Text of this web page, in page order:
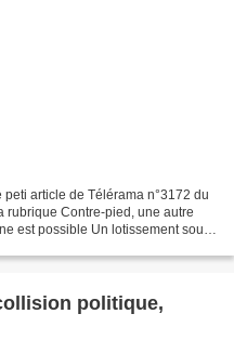
article de Télérama n°3172 du
rubrique Contre-pied, une autre
est possible Un lotissement sous
politique,